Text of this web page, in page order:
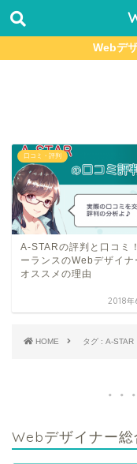
Webデ
口コミ・評判
A-STARの評判と口コミ
ーランスのWebデザイナ
オススメの理由
2018
HOME タグ : A-STAR
Webデザイナー